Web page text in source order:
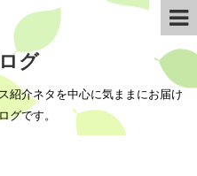
グ
紹介ネタを中心に気ままにお届け
グです。